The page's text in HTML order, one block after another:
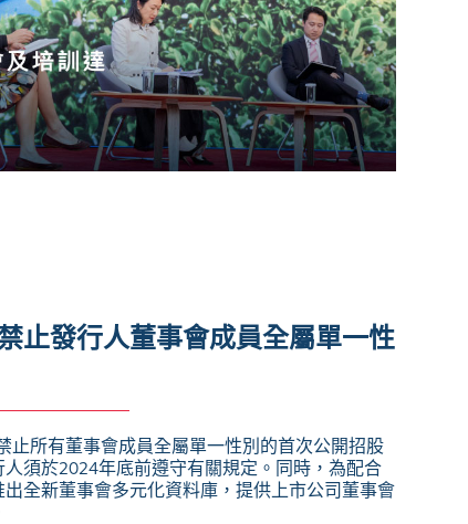
止發行人董事會成員全屬單一性
止所有董事會成員全屬單一性別的首次公開招股
須於2024年底前遵守有關規定。同時，為配合
全新董事會多元化資料庫，提供上市公司董事會